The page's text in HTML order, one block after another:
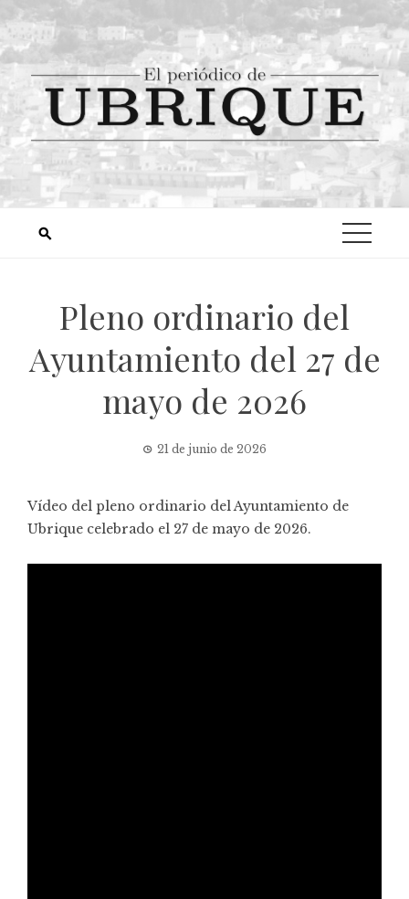
Pleno ordinario del
Ayuntamiento del 27 de
mayo de 2026
21 de junio de 2026
Vídeo del pleno ordinario del Ayuntamiento de
Ubrique celebrado el 27 de mayo de 2026.